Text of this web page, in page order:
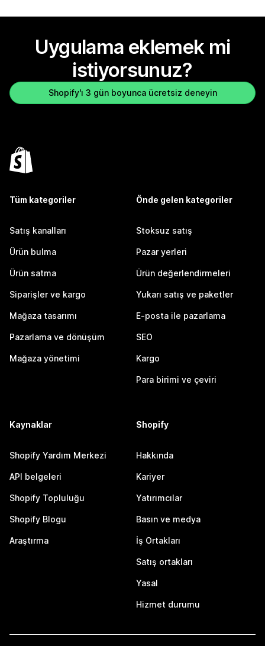
Uygulama eklemek mi
istiyorsunuz?
Shopify'ı 3 gün boyunca ücretsiz deneyin
Tüm kategoriler
Satış kanalları
Ürün bulma
Ürün satma
Siparişler ve kargo
Mağaza tasarımı
Pazarlama ve dönüşüm
Mağaza yönetimi
Önde gelen kategoriler
Stoksuz satış
Pazar yerleri
Ürün değerlendirmeleri
Yukarı satış ve paketler
E-posta ile pazarlama
SEO
Kargo
Para birimi ve çeviri
Kaynaklar
Shopify Yardım Merkezi
API belgeleri
Shopify Topluluğu
Shopify Blogu
Araştırma
Shopify
Hakkında
Kariyer
Yatırımcılar
Basın ve medya
İş Ortakları
Satış ortakları
Yasal
Hizmet durumu